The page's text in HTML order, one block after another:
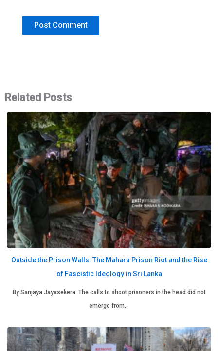
Related Posts
Outside the Prison Walls: The Mahara Prison Riot and the Rise
of Fascistic Ideology in Sri Lanka
By Sanjaya Jayasekera. The calls to shoot prisoners in the head did not
emerge from…